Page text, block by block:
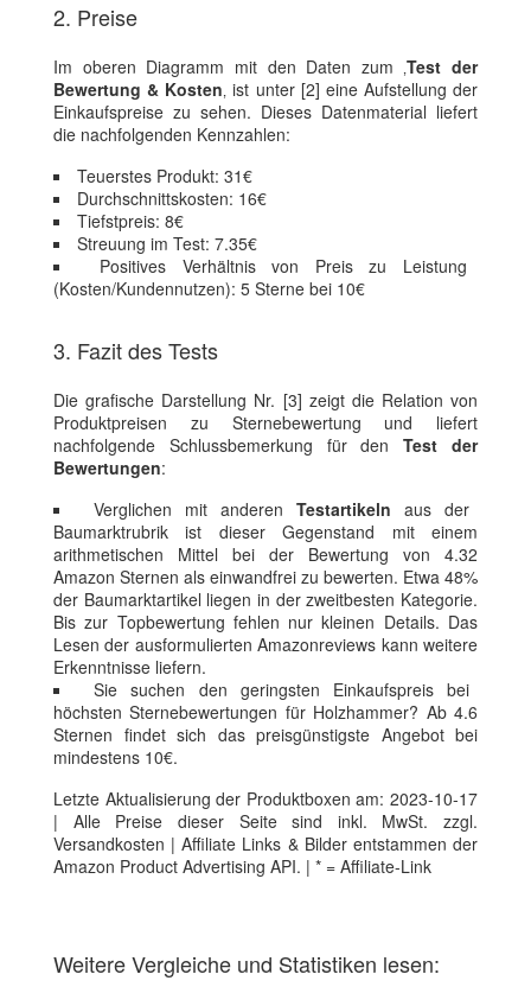
2. Preise
Im oberen Diagramm mit den Daten zum ‚Test der
Bewertung & Kosten‚ ist unter [2] eine Aufstellung der
Einkaufspreise zu sehen. Dieses Datenmaterial liefert
die nachfolgenden Kennzahlen:
Teuerstes Produkt: 31€
Durchschnittskosten: 16€
Tiefstpreis: 8€
Streuung im Test: 7.35€
Positives Verhältnis von Preis zu Leistung
(Kosten/Kundennutzen): 5 Sterne bei 10€
3. Fazit des Tests
Die grafische Darstellung Nr. [3] zeigt die Relation von
Produktpreisen zu Sternebewertung und liefert
nachfolgende Schlussbemerkung für denTest der
Bewertungen:
Verglichen mit anderen Testartikeln aus der
Baumarktrubrik ist dieser Gegenstand mit einem
arithmetischen Mittel bei der Bewertung von 4.32
Amazon Sternen als einwandfrei zu bewerten. Etwa 48%
der Baumarktartikel liegen in der zweitbesten Kategorie.
Bis zur Topbewertung fehlen nur kleinen Details. Das
Lesen der ausformulierten Amazonreviews kann weitere
Erkenntnisse liefern.
Sie suchen den geringsten Einkaufspreis bei
höchsten Sternebewertungen für Holzhammer? Ab 4.6
Sternen findet sich das preisgünstigste Angebot bei
mindestens 10€.
Letzte Aktualisierung der Produktboxen am: 2023-10-17
| Alle Preise dieser Seite sind inkl. MwSt. zzgl.
Versandkosten | Affiliate Links & Bilder entstammen der
Amazon Product Advertising API. | * = Affiliate-Link
Weitere Vergleiche und Statistiken lesen: